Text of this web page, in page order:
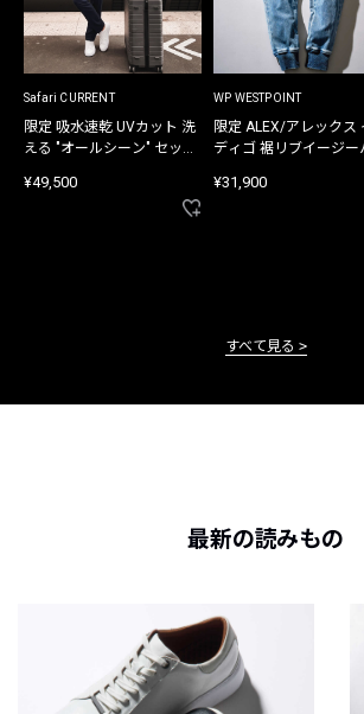
Safari CURRENT
限定 吸水速乾 UVカット 洗
える "オールシーン" セット
¥49,500
WP WESTPOINT
限定 ALEX/アレックス
ディゴ 裾リブイージー
¥31,900
すべて見る
最新の読みもの